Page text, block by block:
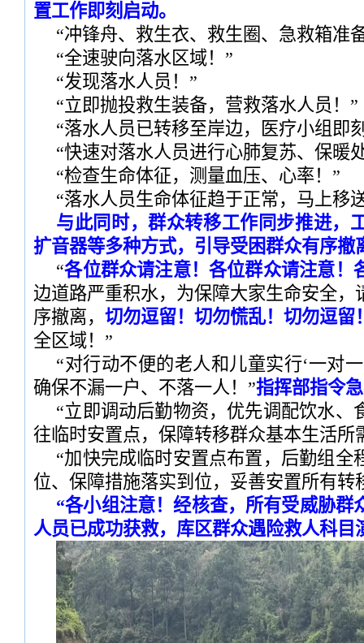
置工作即刻启动。
“冲锋舟、救生衣、救生圈、急救箱准
“全速驶向落水区域！”
“发现落水人员！”
“立即抛投救生装备，营救落水人员！”
“落水人员已转移至岸边，医疗小组即
“快速对落水人员进行心肺复苏、保暖
“检查生命体征，测量血压、心率！”
“落水人员生命体征趋于正常，马上移
与此同时，群众转移工作同步推进，
扩音器等多种方式，引导受困群众有序撤
“各位群众请注意！各位群众请注意！
边道路严重积水，为保障大家生命安全，
序撤离， 切勿逗留！切勿慌乱！切勿逗留
全区域！”
“对行动不便的老人和儿童实行‘一对
确保不漏一户、不落一人！”指挥部指令
“立即调动后勤物资，优先调配饮水、
往临时安置点，保障转移群众基本生活所
“加快完成临时安置点布置，后勤组全
位、保障措施落实到位，妥善安置所有转
“各小组注意！经核查，所有受威胁群
人员已成功获救，库区群众遇险救人科目